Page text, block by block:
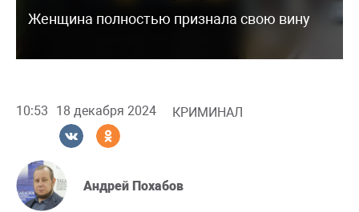
Женщина полностью признала свою вину
10:53 18 декабря 2024 КРИМИНАЛ
Андрей Похабов